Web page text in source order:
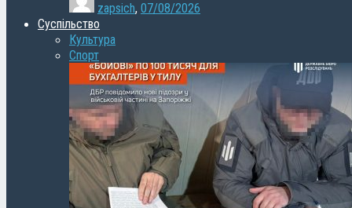
zapsich, 07/08/2026
Суспільство
Культура
Спорт